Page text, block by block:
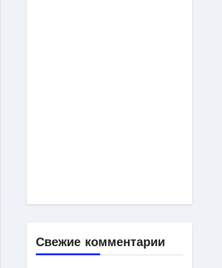
Свежие комментарии